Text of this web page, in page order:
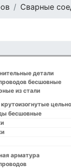
Сварные
детали
бесшовные
из стали
бесшовные
арматура